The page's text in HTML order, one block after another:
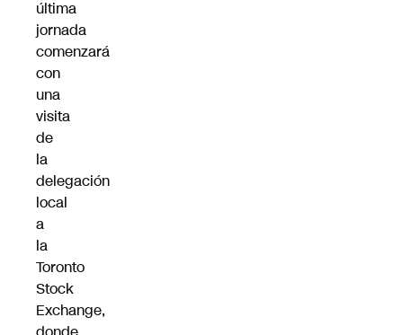
última
jornada
comenzará
con
una
visita
de
la
delegación
local
a
la
Toronto
Stock
Exchange,